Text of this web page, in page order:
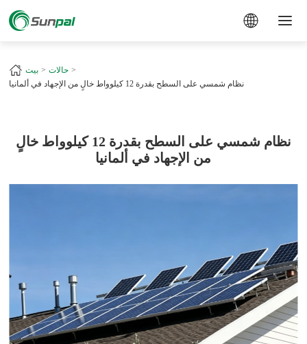
بيت
حالات
نظام شمسي على السطح بقدرة 12 كيلوواط خالٍ من الإجهاد في ألمانيا
نظام شمسي على السطح بقدرة 12 كيلوواط خالٍ
من الإجهاد في ألمانيا